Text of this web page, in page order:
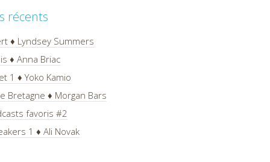
récents
♦ Lyndsey Summers
♦ Anna Briac
1 ♦ Yoko Kamio
Bretagne ♦ Morgan Bars
favoris #2
1 ♦ Ali Novak